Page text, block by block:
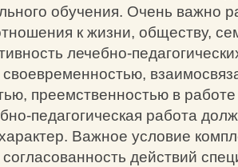
обучения. Очень важно
к жизни, обществу,
лечебно-
своевременностью,
преемственностью в
педагогическая работа
Важное условие
действий